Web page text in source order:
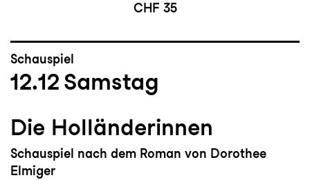
CHF 35
Schauspiel
12.12 Samstag
Die Holländerinnen
Schauspiel nach dem Roman von Dorothee
Elmiger